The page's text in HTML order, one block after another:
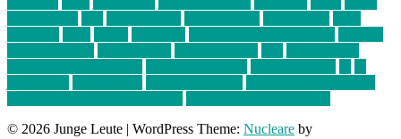
© 2026 Junge Leute | WordPress Theme: Nucleare by